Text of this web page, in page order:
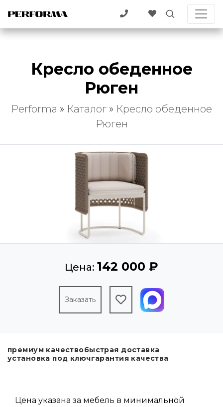
Кресло обеденное
Рюген
Performa » Каталог » Кресло обеденное
Рюген
Цена: 142 000 ₽
Заказать
премиум качествобыстрая доставка
установка под ключгарантия качества
Цена указана за мебель в минимальной